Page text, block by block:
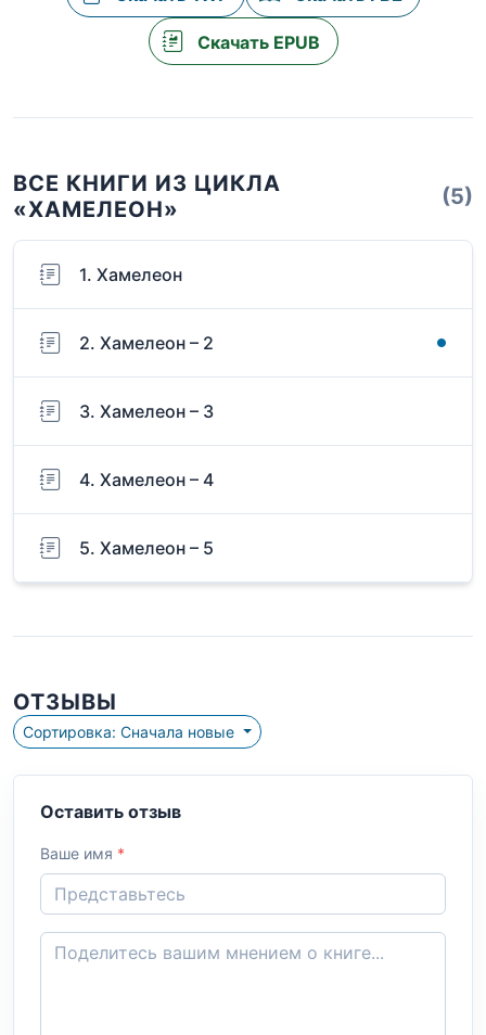
Скачать EPUB
ВСЕ КНИГИ ИЗ ЦИКЛА
«ХАМЕЛЕОН»
(5)
1. Хамелеон
2. Хамелеон – 2
3. Хамелеон – 3
4. Хамелеон – 4
5. Хамелеон – 5
ОТЗЫВЫ
Сортировка: Сначала новые
Оставить отзыв
Ваше имя *